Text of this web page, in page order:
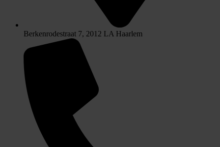
Berkenrodestraat 7, 2012 LA Haarlem